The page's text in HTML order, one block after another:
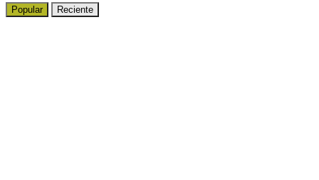
Popular Reciente